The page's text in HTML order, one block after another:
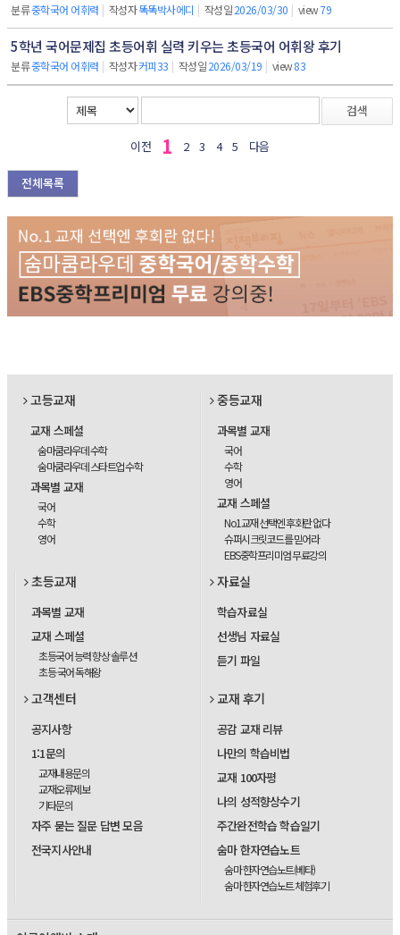
분류중학국어 어휘력 | 작성자똑똑박사에디 | 작성일2026/03/30 | view79
5학년 국어문제집 초등어휘 실력 키우는 초등국어 어휘왕 후기
분류중학국어 어휘력 | 작성자커피33 | 작성일2026/03/19 | view83
검색
이전 1 2 3 4 5 다음
전체목록
고등교재
교재 스페셜
숨마쿰라우데 수학
숨마쿰라우데 스타트업 수학
과목별 교재
국어
수학
영어
중등교재
과목별 교재
국어
수학
영어
교재 스페셜
No1교재 선택엔 후회란 없다
슈퍼시크릿코드를 믿어라
EBS중학프리미엄 무료강의
초등교재
과목별 교재
교재 스페셜
초등국어 능력 향상 솔루션
초등 국어 독해왕
자료실
학습자료실
선생님 자료실
듣기 파일
고객센터
공지사항
1:1문의
교재내용문의
교재오류제보
기타문의
자주 묻는 질문 답변 모음
전국지사안내
교재 후기
공감 교재 리뷰
나만의 학습비법
교재 100자평
나의 성적향상수기
주간완전학습 학습일기
숨마 한자연습노트
숨마 한자연습노트(베타)
숨마 한자연습노트 체험후기